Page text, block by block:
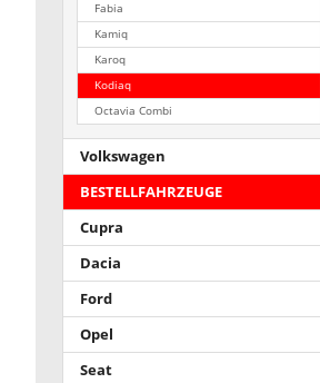
Fabia
Kamiq
Karoq
Kodiaq
Octavia Combi
Volkswagen
BESTELLFAHRZEUGE
Cupra
Dacia
Ford
Opel
Seat